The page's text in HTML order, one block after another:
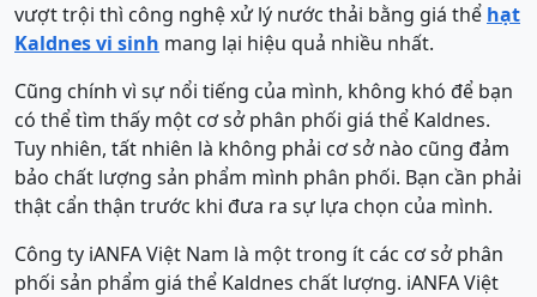
vượt trội thì công nghệ xử lý nước thải bằng giá thể hạt
Kaldnes vi sinh mang lại hiệu quả nhiều nhất.
Cũng chính vì sự nổi tiếng của mình, không khó để bạn
có thể tìm thấy một cơ sở phân phối giá thể Kaldnes.
Tuy nhiên, tất nhiên là không phải cơ sở nào cũng đảm
bảo chất lượng sản phẩm mình phân phối. Bạn cần phải
thật cẩn thận trước khi đưa ra sự lựa chọn của mình.
Công ty iANFA Việt Nam là một trong ít các cơ sở phân
phối sản phẩm giá thể Kaldnes chất lượng. iANFA Việt